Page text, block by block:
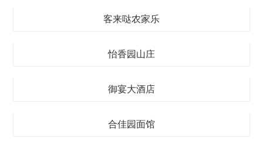
客来哒农家乐
怡香园山庄
御宴大酒店
合佳园面馆